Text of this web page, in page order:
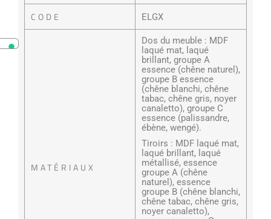
CODE ELGX
MATÉRIAUX
Dos du meuble : MDF
laqué mat, laqué
brillant, groupe A
essence (chêne naturel),
groupe B essence
(chêne blanchi, chêne
tabac, chêne gris, noyer
canaletto), groupe C
essence (palissandre,
ébène, wengé).
Tiroirs : MDF laqué mat,
laqué brillant, laqué
métallisé, essence
groupe A (chêne
naturel), essence
groupe B (chêne blanchi,
chêne tabac, chêne gris,
noyer canaletto),